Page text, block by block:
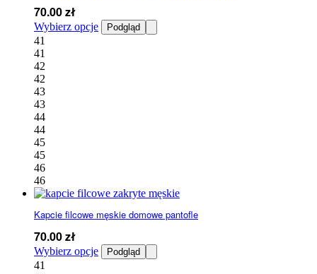
70.00zł
Wybierz opcje Ten
produkt
Podgląd
41
41
42
42
43
43
44
44
45
45
46
46
Kapcie filcowe męskie domowe pantofle
70.00zł
Wybierz opcje Ten
produkt
Podgląd
41